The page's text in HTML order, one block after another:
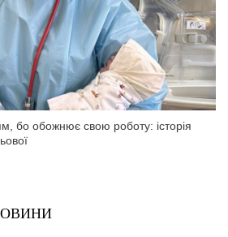
бо обожнює свою роботу: історія